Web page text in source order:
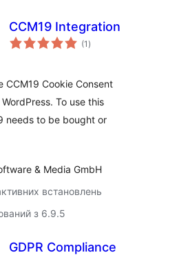
CCM19 Integration
(1 загальний
рейтинг
)
CCM19 Cookie Consent
To use this
needs to be bought or
& Media GmbH
встановлень
з 6.9.5
GDPR Compliance